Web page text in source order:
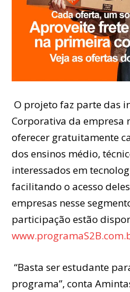
O projeto faz parte das
Corporativa da empresa
oferecer gratuitamente
dos ensinos médio,
interessados em
facilitando o acesso
empresas nesse
participação estão
“Basta ser estudante
programa”, conta